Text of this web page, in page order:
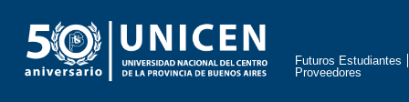
Futuros Estudiantes
Proveedores